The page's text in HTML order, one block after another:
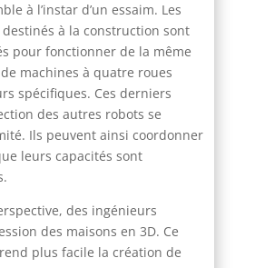
à l’instar d’un essaim. Les
à la construction sont
pour fonctionner de la même
machines à quatre roues
spécifiques. Ces derniers
des autres robots se
Ils peuvent ainsi coordonner
leurs capacités sont
des ingénieurs
des maisons en 3D. Ce
plus facile la création de